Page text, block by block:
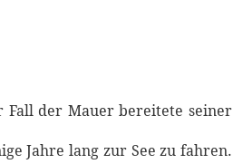
Fall der Mauer bereitete seiner
Jahre lang zur See zu fahren.